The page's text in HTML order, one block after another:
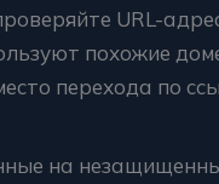
URL-
похожие
перехода по
на